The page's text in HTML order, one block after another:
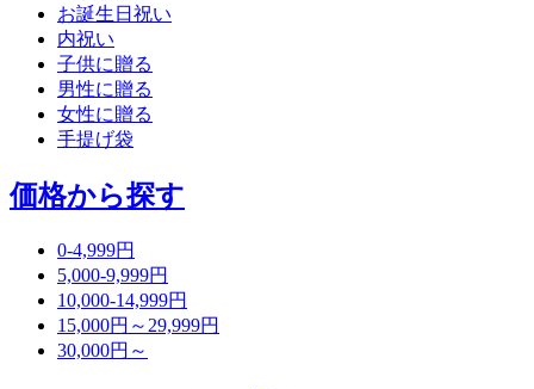
お誕生日祝い
内祝い
子供に贈る
男性に贈る
女性に贈る
手提げ袋
価格から探す
0-4,999円
5,000-9,999円
10,000-14,999円
15,000円～29,999円
30,000円～